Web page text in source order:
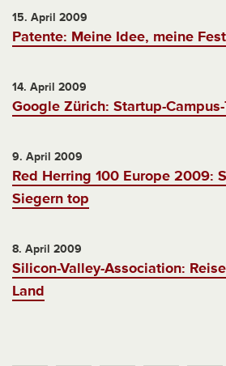
15. April 2009
Patente: Meine Idee, meine
14. April 2009
Google Zürich: Startup-
9. April 2009
Red Herring 100 Europe 2009:
Siegern top
8. April 2009
Silicon-Valley-Association:
Land